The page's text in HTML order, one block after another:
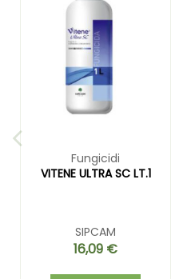
Fungicidi
VITENE ULTRA SC LT.1
SIPCAM
16,09 €